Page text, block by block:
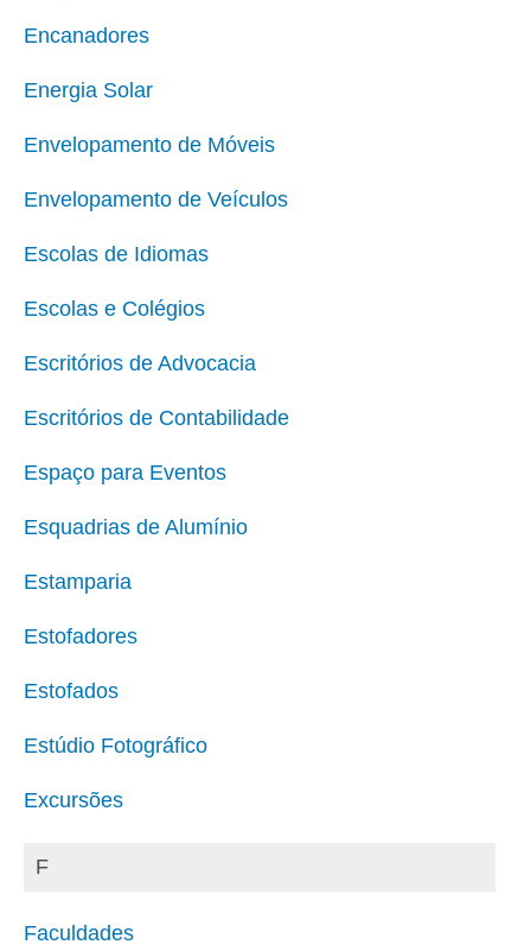
Encanadores
Energia Solar
Envelopamento de Móveis
Envelopamento de Veículos
Escolas de Idiomas
Escolas e Colégios
Escritórios de Advocacia
Escritórios de Contabilidade
Espaço para Eventos
Esquadrias de Alumínio
Estamparia
Estofadores
Estofados
Estúdio Fotográfico
Excursões
F
Faculdades